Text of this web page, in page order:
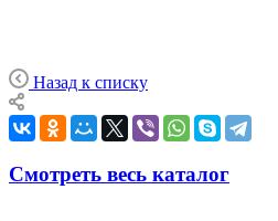
Назад к списку
Смотреть весь каталог